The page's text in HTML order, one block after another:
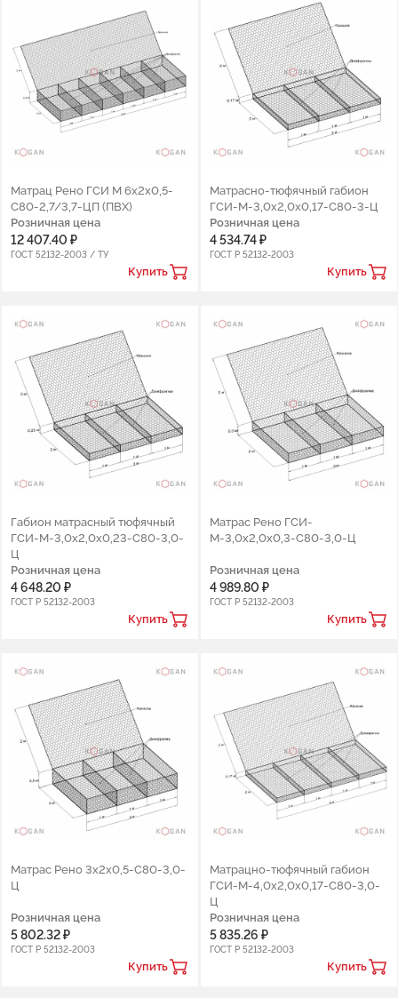
Матрац Рено ГСИ М 6х2х0,5-
С80-2,7/3,7-ЦП (ПВХ)
Розничная цена
12 407.40 ₽
ГОСТ 52132-2003 / ТУ
Купить
Матрасно-тюфячный габион
ГCИ-М-3,0х2,0х0,17-С80-3-Ц
Розничная цена
4 534.74 ₽
ГОСТ Р 52132-2003
Купить
Габион матрасный тюфячный
ГCИ-М-3,0х2,0х0,23-С80-3,0-
Ц
Розничная цена
4 648.20 ₽
ГОСТ Р 52132-2003
Купить
Матрас Рено ГCИ-
М-3,0х2,0х0,3-С80-3,0-Ц
Розничная цена
4 989.80 ₽
ГОСТ Р 52132-2003
Купить
Матрас Рено 3х2х0,5-С80-3,0-
Ц
Розничная цена
5 802.32 ₽
ГОСТ Р 52132-2003
Купить
Матрацно-тюфячный габион
ГCИ-М-4,0х2,0х0,17-С80-3,0-
Ц
Розничная цена
5 835.26 ₽
ГОСТ Р 52132-2003
Купить